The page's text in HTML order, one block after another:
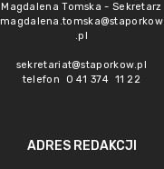
Magdalena Tomska - Sekretarz
magdalena.tomska@staporkow
.pl
sekretariat@staporkow.pl
telefon 0 41 374 11 22
ADRES REDAKCJI